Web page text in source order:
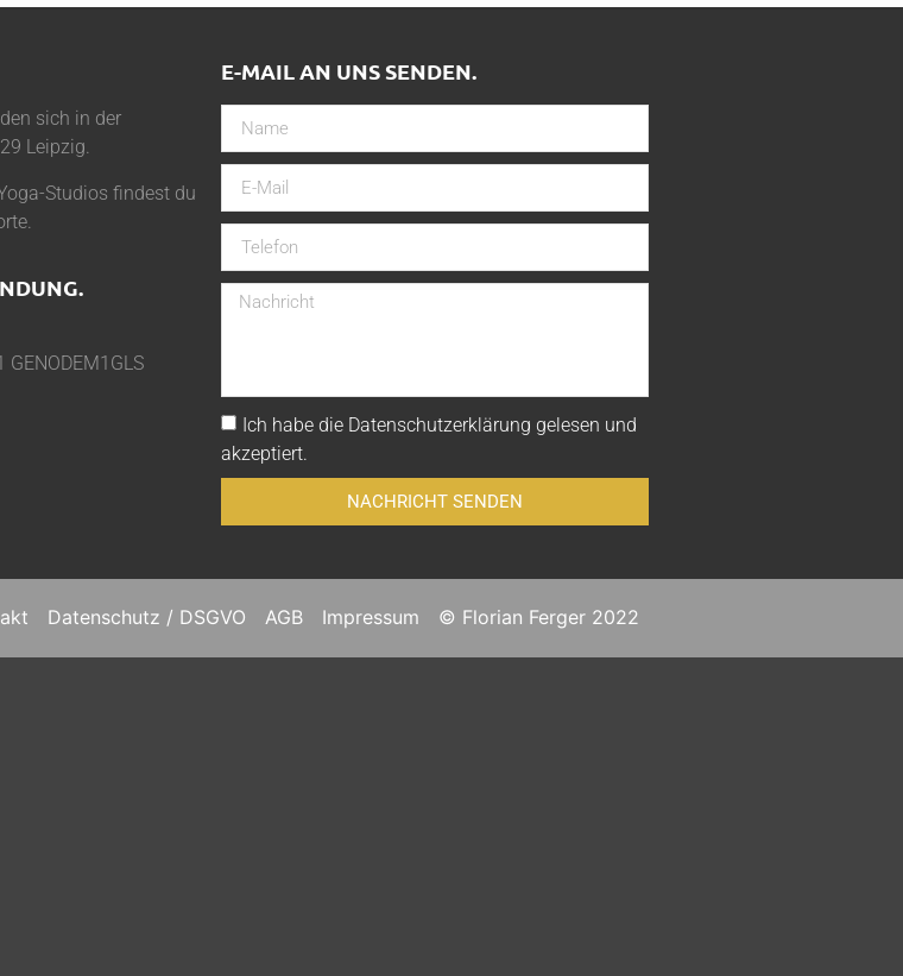
sich in der
Leipzig.
Studios findest du
.
E-MAIL AN UNS SENDEN.
Ich habe die Datenschutzerklärung gelesen und
akzeptiert.
NACHRICHT SENDEN
Datenschutz / DSGVO AGB Impressum © Florian Ferger 2022